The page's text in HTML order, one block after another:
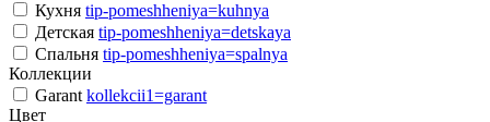
Кухня tip-pomeshheniya=kuhnya
Детская tip-pomeshheniya=detskaya
Спальня tip-pomeshheniya=spalnya
Коллекции
Garant kollekcii1=garant
Цвет